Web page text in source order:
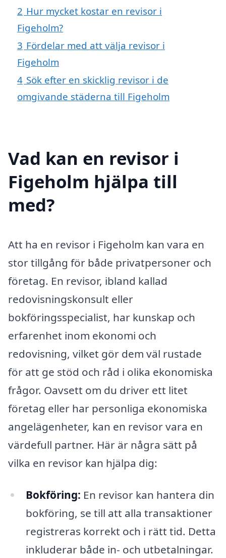
2 Hur mycket kostar en revisor i
Figeholm?
3 Fördelar med att välja revisor i
Figeholm
4 Sök efter en skicklig revisor i de
omgivande städerna till Figeholm
Vad kan en revisor i
Figeholm hjälpa till
med?
Att ha en revisor i Figeholm kan vara en
stor tillgång för både privatpersoner och
företag. En revisor, ibland kallad
redovisningskonsult eller
bokföringsspecialist, har kunskap och
erfarenhet inom ekonomi och
redovisning, vilket gör dem väl rustade
för att ge stöd och råd i olika ekonomiska
frågor. Oavsett om du driver ett litet
företag eller har personliga ekonomiska
angelägenheter, kan en revisor vara en
värdefull partner. Här är några sätt på
vilka en revisor kan hjälpa dig:
Bokföring: En revisor kan hantera din
bokföring, se till att alla transaktioner
registreras korrekt och i rätt tid. Detta
inkluderar både in- och utbetalningar.